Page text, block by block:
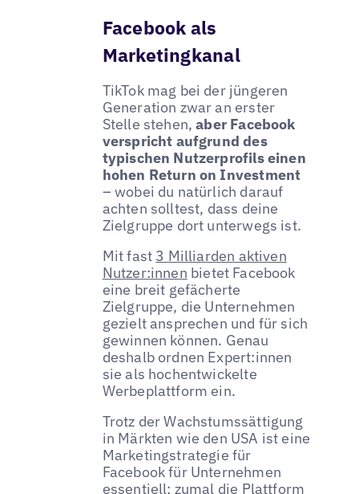
Facebook als
Marketingkanal
TikTok mag bei der jüngeren
Generation zwar an erster
Stelle stehen,aber Facebook
verspricht aufgrund des
typischen Nutzerprofils einen
hohen Return on Investment
– wobei du natürlich darauf
achten solltest, dass deine
Zielgruppe dort unterwegs ist.
Mit fast 3 Milliarden aktiven
Nutzer:innen bietet Facebook
eine breit gefächerte
Zielgruppe, die Unternehmen
gezielt ansprechen und für sich
gewinnen können. Genau
deshalb ordnen Expert:innen
sie als hochentwickelte
Werbeplattform ein.
Trotz der Wachstumssättigung
in Märkten wie den USA ist eine
Marketingstrategie für
Facebook für Unternehmen
essentiell; zumal die Plattform